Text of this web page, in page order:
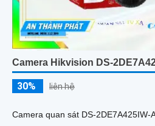
Camera Hikvision DS-
30% liên hệ
Camera quan sát DS-2DE7A425IW-